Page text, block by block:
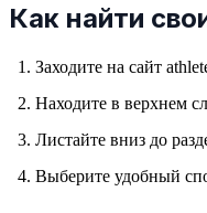
Как найти
Заходите на сайт
Находите в верхнем
Листайте вниз до
Выберите удобный